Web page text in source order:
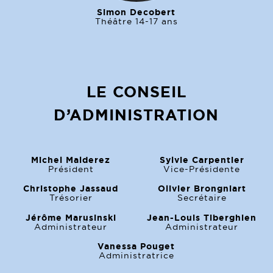
Simon Decobert
Théâtre 14-17 ans
LE CONSEIL
D’ADMINISTRATION
Michel Malderez
Président
Sylvie Carpentier
Vice-Présidente
Christophe Jassaud
Trésorier
Olivier Brongniart
Secrétaire
Jérôme Marusinski
Administrateur
Jean-Louis Tiberghien
Administrateur
Vanessa Pouget
Administratrice